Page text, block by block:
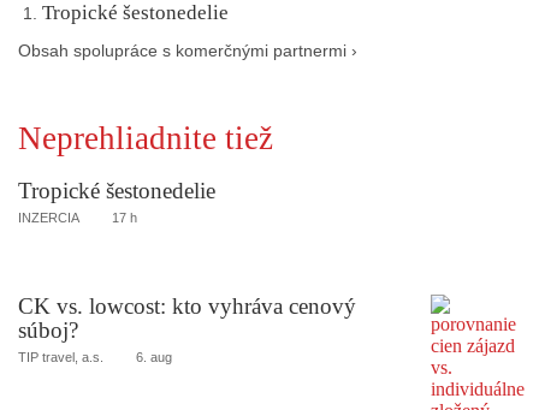
Tropické šestonedelie
Obsah spolupráce s komerčnými partnermi ›
Neprehliadnite tiež
Tropické šestonedelie
INZERCIA 17 h
CK vs. lowcost: kto vyhráva cenový
súboj?
TIP travel, a.s. 6. aug